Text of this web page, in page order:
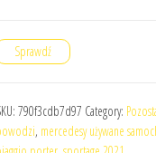
Sprawdź
790f3cdb7d97 Category:
, mercedesy używane